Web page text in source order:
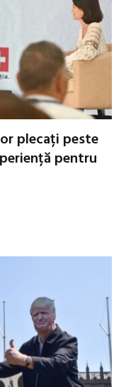
plecați peste
pentru